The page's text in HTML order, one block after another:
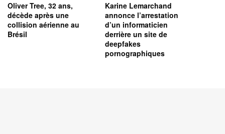
Oliver Tree, 32 ans,
décède après une
collision aérienne au
Brésil
Karine Lemarchand
annonce l’arrestation
d’un informaticien
derrière un site de
deepfakes
pornographiques